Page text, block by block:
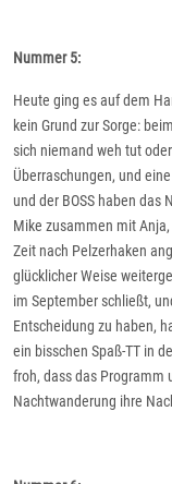
Nummer 5:
Heute ging es auf dem
kein Grund zur Sorge:
sich niemand weh tut
Überraschungen, und
und der BOSS haben
Mike zusammen mit
Zeit nach Pelzerhaken
glücklicher Weise
im September schließt,
Entscheidung zu haben,
ein bisschen Spaß-TT in
froh, dass das Programm
Nachtwanderung ihre